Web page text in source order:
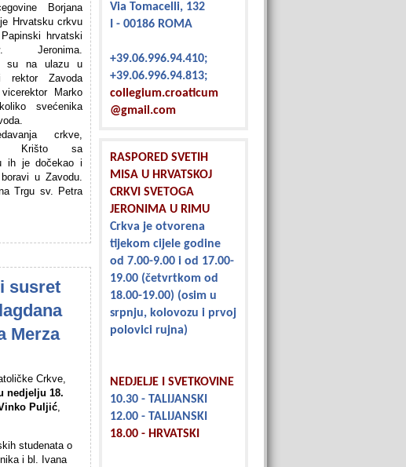
Borjana
Hrvatsku crkvu
hrvatski
Jeronima.
su na ulazu u
rektor Zavoda
Marko
svećenika
crkve,
Krišto sa
ih je dočekao i
u Zavodu.
Trgu sv. Petra
susret
Merza
Crkve,
nedjelju 18.
Puljić,
studenata o
i bl. Ivana
Via Tomacelli, 132
I - 00186 ROMA
+39.06.996.94.410;
+39.06.996.94.813;
collegium.croaticum
@gmail.com
RASPORED SVETIH
MISA U HRVATSKOJ
CRKVI SVETOGA
JERONIMA U RIMU
Crkva je otvorena
tijekom cijele godine
od 7.00-9.00 i od 17.00-
19.00 (četvrtkom od
18.00-19.00) (osim u
srpnju, kolovozu i prvoj
polovici rujna)
NEDJELJE I SVETKOVINE
10.30 - TALIJANSKI
12.00 - TALIJANSKI
18.00 - HRVATSKI